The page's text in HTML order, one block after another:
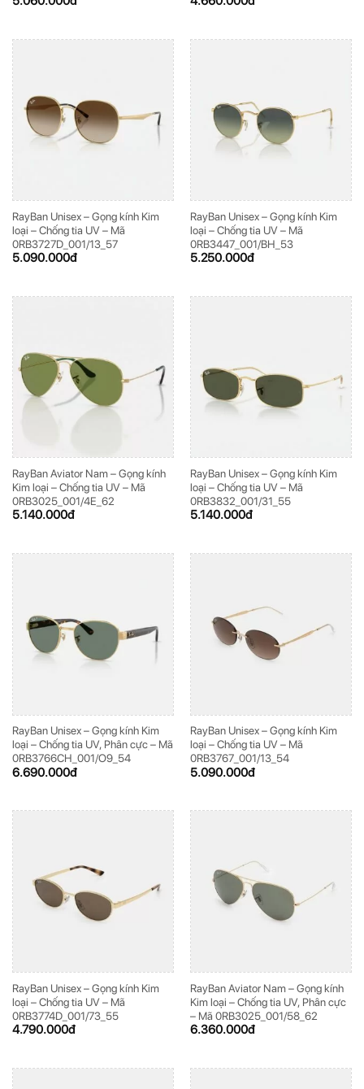
RayBan Unisex – Gọng kính Kim
loại – Chống tia UV – Mã
0RB3727D_001/13_57
5.090.000đ
RayBan Unisex – Gọng kính Kim
loại – Chống tia UV – Mã
0RB3447_001/BH_53
5.250.000đ
RayBan Aviator Nam – Gọng kính
Kim loại – Chống tia UV – Mã
0RB3025_001/4E_62
5.140.000đ
RayBan Unisex – Gọng kính Kim
loại – Chống tia UV – Mã
0RB3832_001/31_55
5.140.000đ
RayBan Unisex – Gọng kính Kim
loại – Chống tia UV, Phân cực – Mã
0RB3766CH_001/O9_54
6.690.000đ
RayBan Unisex – Gọng kính Kim
loại – Chống tia UV – Mã
0RB3767_001/13_54
5.090.000đ
RayBan Unisex – Gọng kính Kim
loại – Chống tia UV – Mã
0RB3774D_001/73_55
4.790.000đ
RayBan Aviator Nam – Gọng kính
Kim loại – Chống tia UV, Phân cực
– Mã 0RB3025_001/58_62
6.360.000đ